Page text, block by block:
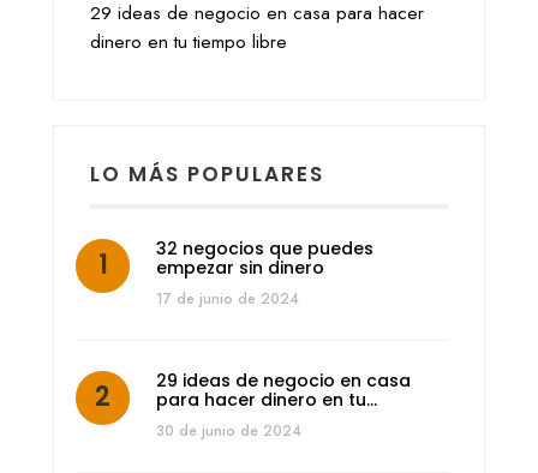
29 ideas de negocio en casa para hacer
dinero en tu tiempo libre
LO MÁS POPULARES
32 negocios que puedes
empezar sin dinero
17 de junio de 2024
29 ideas de negocio en casa
para hacer dinero en tu…
30 de junio de 2024